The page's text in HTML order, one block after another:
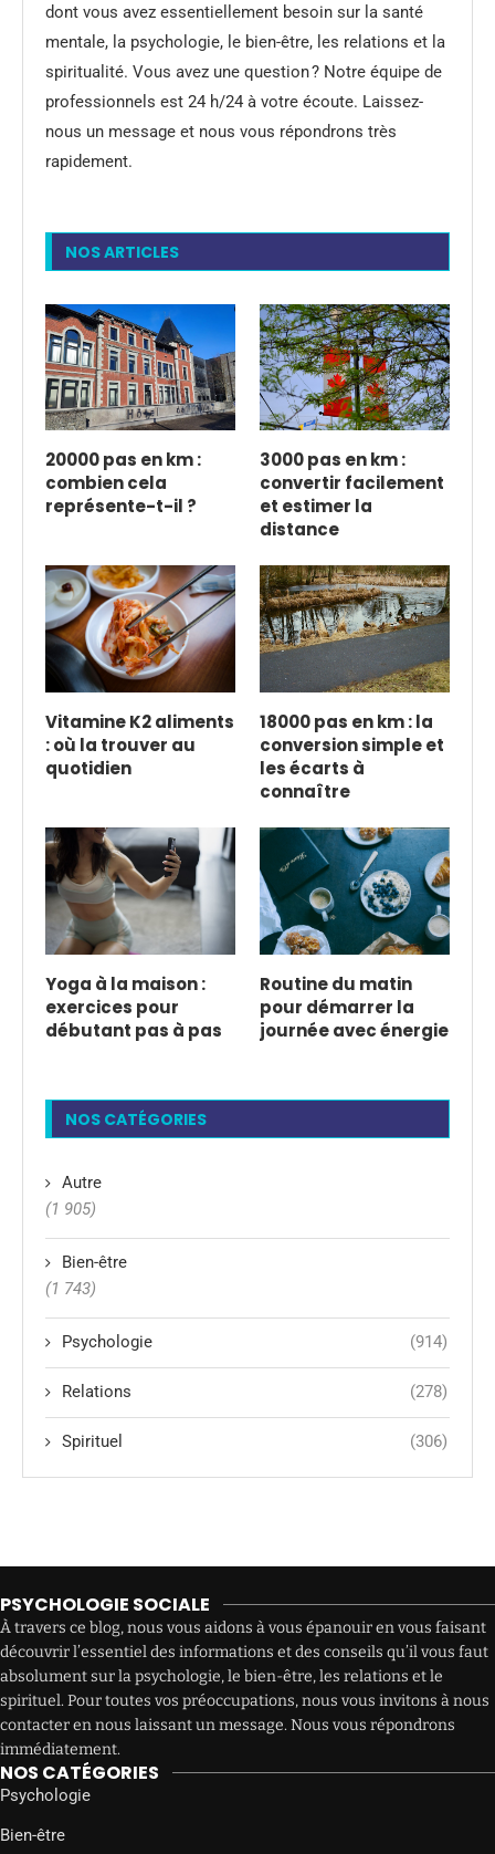
dont vous avez essentiellement besoin sur la santé
mentale, la psychologie, le bien-être, les relations et la
spiritualité. Vous avez une question ? Notre équipe de
professionnels est 24 h/24 à votre écoute. Laissez-
nous un message et nous vous répondrons très
rapidement.
NOS ARTICLES
20000 pas en km :
combien cela
représente-t-il ?
3000 pas en km :
convertir facilement
et estimer la
distance
Vitamine K2 aliments
: où la trouver au
quotidien
18000 pas en km : la
conversion simple et
les écarts à
connaître
Yoga à la maison :
exercices pour
débutant pas à pas
Routine du matin
pour démarrer la
journée avec énergie
NOS CATÉGORIES
Autre
(1 905)
Bien-être
(1 743)
Psychologie (914)
Relations (278)
Spirituel (306)
PSYCHOLOGIE SOCIALE
À travers ce blog, nous vous aidons à vous épanouir en vous faisant
découvrir l’essentiel des informations et des conseils qu’il vous faut
absolument sur la psychologie, le bien-être, les relations et le
spirituel. Pour toutes vos préoccupations, nous vous invitons à nous
contacter en nous laissant un message. Nous vous répondrons
immédiatement.
NOS CATÉGORIES
Psychologie
Bien-être